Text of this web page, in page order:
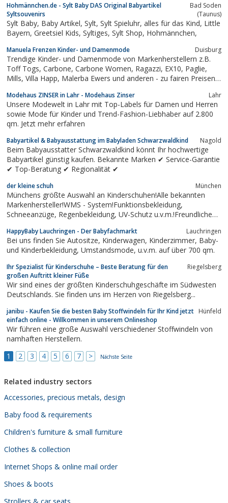
"Lilyfooties" genau richtig.Lilyfooties sind sowohl für den eigenen
Nachwuchs oder sich...
Hohmännchen.de - Sylt Baby DAS Original Babyartikel
Syltsouvenirs
Bad Soden
(Taunus)
Sylt Baby, Baby Artikel, Sylt, Sylt Spieluhr, alles für das Kind, Little
Bayern, Greetsiel Kids, Syltiges, Sylt Shop, Hohmännchen,
Manuela Frenzen Kinder- und Damenmode Duisburg
Trendige Kinder- und Damenmode von Markenherstellern z.B.
Toff Togs, Carbone, Carbone Women, Ragazzi, EX10, Paglie,
Mills, Villa Happ, Malerba Ewers und anderen - zu fairen Preisen
Modehaus ZINSER in Lahr - Modehaus Zinser Lahr
Unsere Modewelt in Lahr mit Top-Labels für Damen und Herren
sowie Mode für Kinder und Trend-Fashion-Liebhaber auf 2.800
qm. Jetzt mehr erfahren
Babyartikel & Babyausstattung im Babyladen Schwarzwaldkind Nagold
Beim Babyausstatter Schwarzwaldkind könnt Ihr hochwertige
Babyartikel günstig kaufen. Bekannte Marken ✔ Service-Garantie
✔ Top-Beratung ✔ Regionalität ✔
der kleine schuh München
Münchens größte Auswahl an Kinderschuhen!Alle bekannten
Markenhersteller!WMS - System!Funktionsbekleidung,
Schneeanzüge, Regenbekleidung, UV-Schutz u.v.m.!Freundliche
Öffnungszeiten:Montag bis Freitag*: 9.00-12.00, 14.00-
17.00Samstag: 9.00-13.00*...
HappyBaby Lauchringen - Der Babyfachmarkt Lauchringen
Bei uns finden Sie Autositze, Kinderwagen, Kinderzimmer, Baby-
und Kinderbekleidung, Umstandsmode, u.v.m. auf über 700 qm.
Ihr Spezialist für Kinderschuhe – Beste Beratung für den
großen Auftritt kleiner Füße
Riegelsberg
Wir sind eines der größten Kinderschuhgeschäfte im Südwesten
Deutschlands. Sie finden uns im Herzen von Riegelsberg...
janibu - Kaufen Sie die besten Baby Stoffwindeln für Ihr Kind jetzt
einfach online - Willkommen in unserem Onlineshop
Hünfeld
Wir führen eine große Auswahl verschiedener Stoffwindeln von
namhaften Herstellern.
1
2 3 4 5 6 7 > Nächste Seite
Related industry sectors
Accessories, precious metals, design
Baby food & requirements
Children's furniture & small furniture
Clothes & collection
Internet Shops & online mail order
Shoes & boots